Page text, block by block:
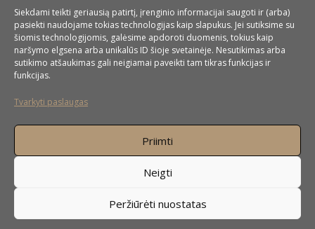
Siekdami teikti geriausią patirtį, įrenginio informacijai saugoti ir (arba)
pasiekti naudojame tokias technologijas kaip slapukus. Jei sutiksime su
šiomis technologijomis, galėsime apdoroti duomenis, tokius kaip
naršymo elgsena arba unikalūs ID šioje svetainėje. Nesutikimas arba
sutikimo atšaukimas gali neigiamai paveikti tam tikras funkcijas ir
funkcijas.
Tvarkyti paslaugas
Priimti
Neigti
Peržiūrėti nuostatas